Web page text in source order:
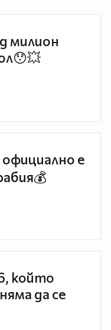
милион
официално е
който
да се